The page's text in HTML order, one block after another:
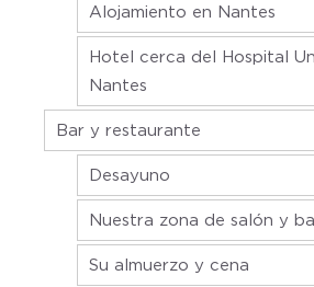
Alojamiento en Nantes
Hotel cerca del Hospital
Nantes
Bar y restaurante
Desayuno
Nuestra zona de salón y
Su almuerzo y cena